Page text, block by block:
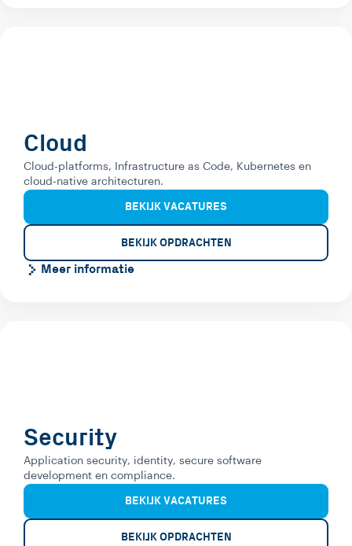
Cloud
Cloud-platforms, Infrastructure as Code, Kubernetes en
cloud-native architecturen.
BEKIJK VACATURES
BEKIJK OPDRACHTEN
Meer informatie
Security
Application security, identity, secure software
development en compliance.
BEKIJK VACATURES
BEKIJK OPDRACHTEN